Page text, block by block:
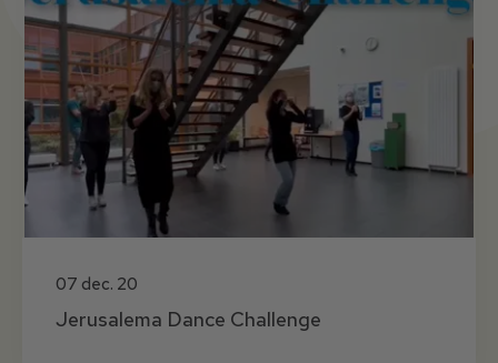
07 dec. 20
Jerusalema Dance Challenge